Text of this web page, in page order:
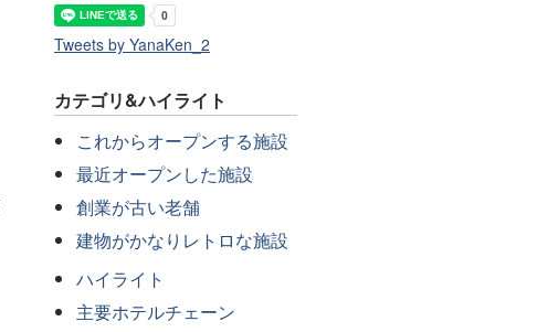
Tweets by YanaKen_2
カテゴリ&ハイライト
これからオープンする施設
最近オープンした施設
創業が古い老舗
建物がかなりレトロな施設
ハイライト
主要ホテルチェーン